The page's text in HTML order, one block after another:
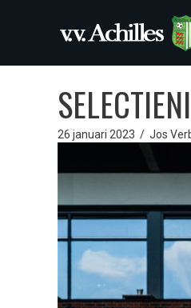
26 januari 2023 / Jos